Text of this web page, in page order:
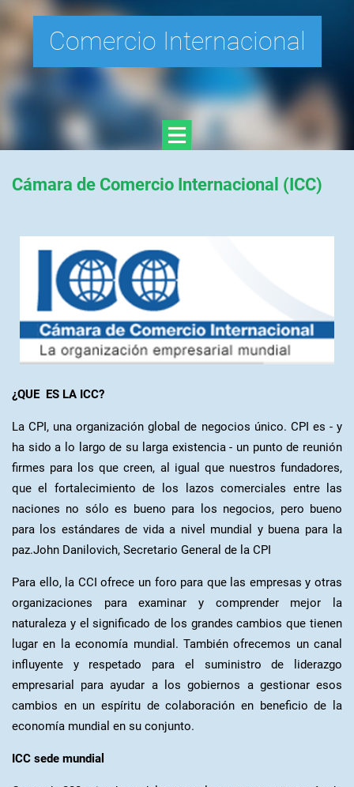
Comercio Internacional
Cámara de Comercio Internacional (ICC)
¿QUE ES LA ICC?
La CPI, una organización global de negocios único. CPI es - y
ha sido a lo largo de su larga existencia - un punto de reunión
firmes para los que creen, al igual que nuestros fundadores,
que el fortalecimiento de los lazos comerciales entre las
naciones no sólo es bueno para los negocios, pero bueno
para los estándares de vida a nivel mundial y buena para la
paz.John Danilovich, Secretario General de la CPI
Para ello, la CCI ofrece un foro para que las empresas y otras
organizaciones para examinar y comprender mejor la
naturaleza y el significado de los grandes cambios que tienen
lugar en la economía mundial. También ofrecemos un canal
influyente y respetado para el suministro de liderazgo
empresarial para ayudar a los gobiernos a gestionar esos
cambios en un espíritu de colaboración en beneficio de la
economía mundial en su conjunto.
ICC sede mundial